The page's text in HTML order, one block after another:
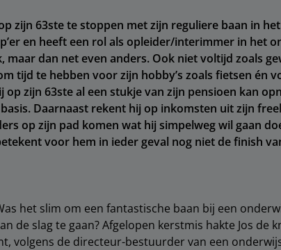
zijn 63ste te stoppen met zijn reguliere baan in
en heeft een rol als opleider/interimmer in het
maar dan net even anders. Ook niet voltijd zoals
tijd te hebben voor zijn hobby’s zoals fietsen én
op zijn 63ste al een stukje van zijn pensioen kan
Daarnaast rekent hij op inkomsten uit zijn
op zijn pad komen wat hij simpelweg wil gaan
voor hem in ieder geval nog niet de finish
het slim om een fantastische baan bij een
de slag te gaan? Afgelopen kerstmis hakte Jos de
volgens de directeur-bestuurder van een